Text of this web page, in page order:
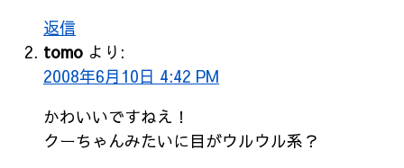
返信
tomo より:
2008年6月10日 4:42 PM
かわいいですねえ！
クーちゃんみたいに目がウルウル系？